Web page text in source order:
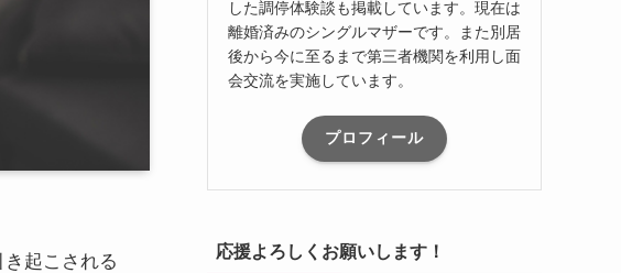
起こされる
した調停体験談も掲載しています。現在は
離婚済みのシングルマザーです。また別居
後から今に至るまで第三者機関を利用し面
会交流を実施しています。
プロフィール
応援よろしくお願いします！